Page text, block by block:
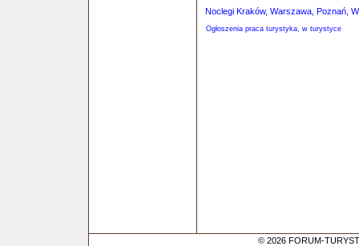
Noclegi Kraków, Warszawa, Poznań,
Ogłoszenia praca turystyka, w turystyce
© 2026 FORUM-